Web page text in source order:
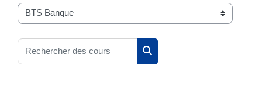
Catégories de cours
Rechercher des cours
Rechercher des cours